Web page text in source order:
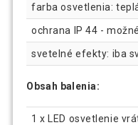
farba osvetlenia:
ochrana IP 44 -
svetelné efekty: iba
Obsah balenia:
1 x LED osvetlenie